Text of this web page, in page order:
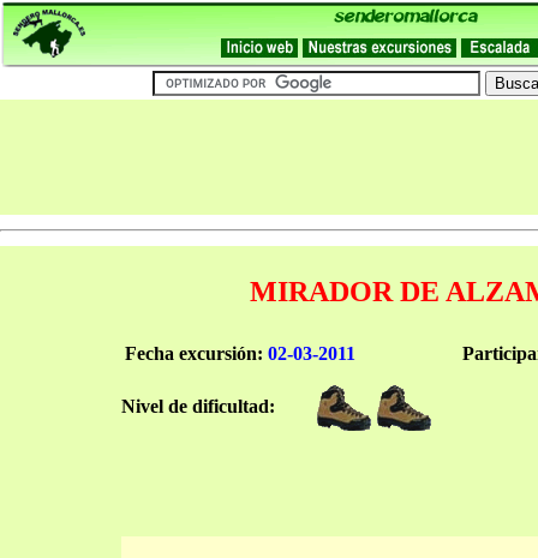
MIRADOR DE
Fecha excursión: 02-03-2011
Nivel de dificultad: